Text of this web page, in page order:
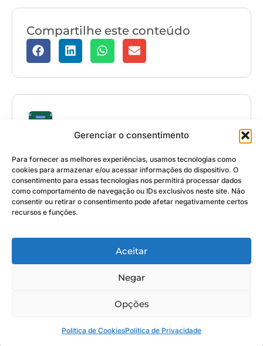
Gerenciar o consentimento
Para fornecer as melhores experiências, usamos tecnologias como
cookies para armazenar e/ou acessar informações do dispositivo. O
consentimento para essas tecnologias nos permitirá processar dados
como comportamento de navegação ou IDs exclusivos neste site. Não
consentir ou retirar o consentimento pode afetar negativamente certos
recursos e funções.
Aceitar
Negar
Opções
Política de CookiesPolítica de Privacidade
Compartilhe este conteúdo
Thiago Pires
Todas as publicações